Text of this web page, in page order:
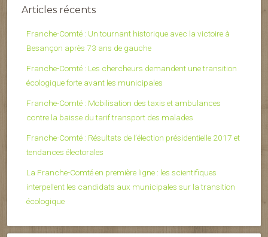
Articles récents
Franche-Comté : Un tournant historique avec la victoire à
Besançon après 73 ans de gauche
Franche-Comté : Les chercheurs demandent une transition
écologique forte avant les municipales
Franche-Comté : Mobilisation des taxis et ambulances
contre la baisse du tarif transport des malades
Franche-Comté : Résultats de l’élection présidentielle 2017 et
tendances électorales
La Franche-Comté en première ligne : les scientifiques
interpellent les candidats aux municipales sur la transition
écologique